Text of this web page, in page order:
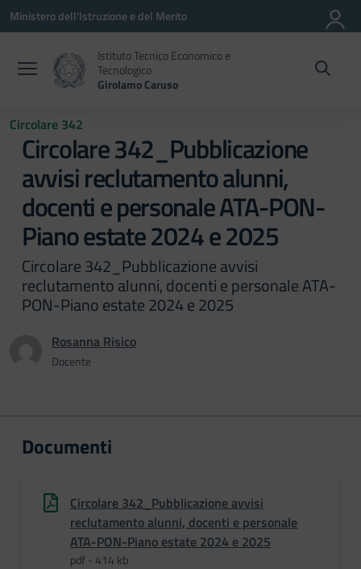
Vai ai contenuti
Vai al menu di navigazione
Vai al footer
Ministero dell'Istruzione e del Merito
Istituto Tecnico Economico e
Tecnologico
Girolamo Caruso
Circolare 342
Circolare 342_Pubblicazione
avvisi reclutamento alunni,
docenti e personale ATA-PON-
Piano estate 2024 e 2025
Circolare 342_Pubblicazione avvisi
reclutamento alunni, docenti e personale ATA-
PON-Piano estate 2024 e 2025
Rosanna Risico
Docente
Documenti
Circolare 342_Pubblicazione avvisi
reclutamento alunni, docenti e personale
ATA-PON-Piano estate 2024 e 2025
pdf - 414 kb